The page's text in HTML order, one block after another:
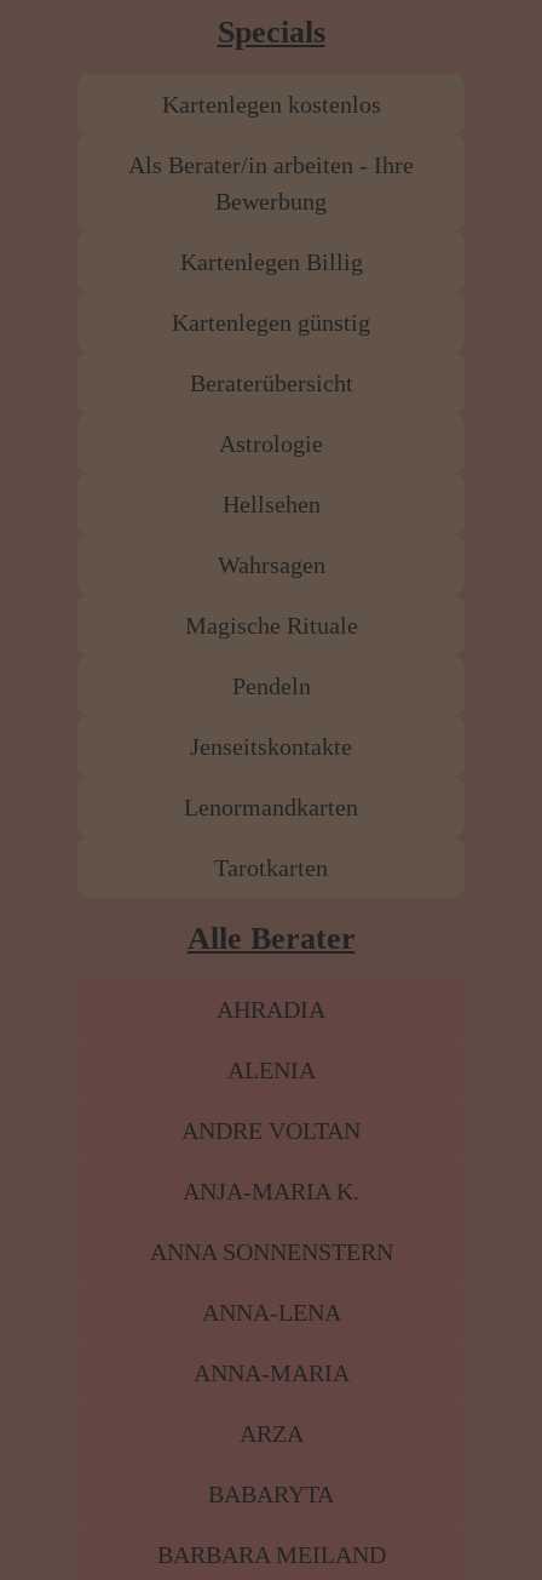
Specials
Kartenlegen kostenlos
Als Berater/in arbeiten - Ihre
Bewerbung
Kartenlegen Billig
Kartenlegen günstig
Beraterübersicht
Astrologie
Hellsehen
Wahrsagen
Magische Rituale
Pendeln
Jenseitskontakte
Lenormandkarten
Tarotkarten
Alle Berater
AHRADIA
ALENIA
ANDRE VOLTAN
ANJA-MARIA K.
ANNA SONNENSTERN
ANNA-LENA
ANNA-MARIA
ARZA
BABARYTA
BARBARA MEILAND